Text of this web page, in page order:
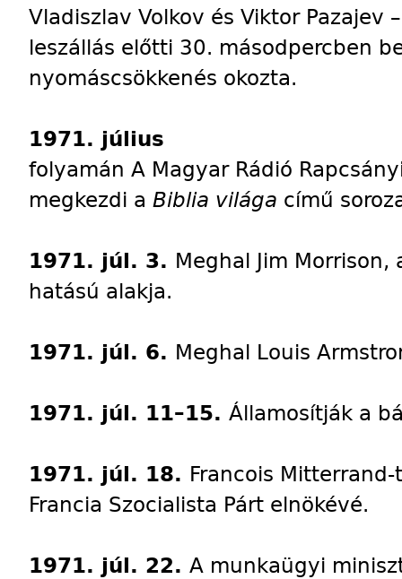
Vladiszlav Volkov és Viktor Pazajev
leszállás előtti 30. másodpercben
nyomáscsökkenés okozta.
1971. július
folyamán A Magyar Rádió
megkezdi a Biblia világa című
1971. júl. 3. Meghal Jim
hatású alakja.
1971. júl. 6. Meghal Louis
1971. júl. 11–15. Államosítják a
1971. júl. 18. Francois
Francia Szocialista Párt elnökévé.
1971. júl. 22. A munkaügyi